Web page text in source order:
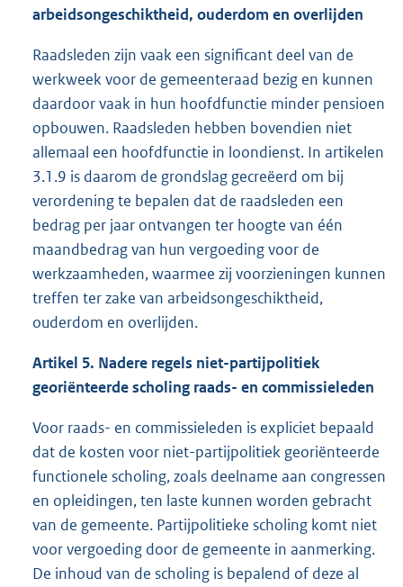
arbeidsongeschiktheid, ouderdom en overlijden
Raadsleden zijn vaak een significant deel van de
werkweek voor de gemeenteraad bezig en kunnen
daardoor vaak in hun hoofdfunctie minder pensioen
opbouwen. Raadsleden hebben bovendien niet
allemaal een hoofdfunctie in loondienst. In artikelen
3.1.9 is daarom de grondslag gecreëerd om bij
verordening te bepalen dat de raadsleden een
bedrag per jaar ontvangen ter hoogte van één
maandbedrag van hun vergoeding voor de
werkzaamheden, waarmee zij voorzieningen kunnen
treffen ter zake van arbeidsongeschiktheid,
ouderdom en overlijden.
Artikel 5. Nadere regels niet-partijpolitiek
georiënteerde scholing raads- en commissieleden
Voor raads- en commissieleden is expliciet bepaald
dat de kosten voor niet-partijpolitiek georiënteerde
functionele scholing, zoals deelname aan congressen
en opleidingen, ten laste kunnen worden gebracht
van de gemeente. Partijpolitieke scholing komt niet
voor vergoeding door de gemeente in aanmerking.
De inhoud van de scholing is bepalend of deze al